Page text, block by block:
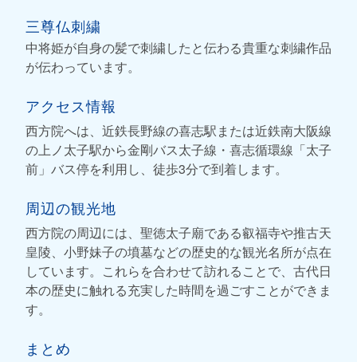
三尊仏刺繍
中将姫が自身の髪で刺繍したと伝わる貴重な刺繍作品
が伝わっています。
アクセス情報
西方院へは、近鉄長野線の喜志駅または近鉄南大阪線
の上ノ太子駅から金剛バス太子線・喜志循環線「太子
前」バス停を利用し、徒歩3分で到着します。
周辺の観光地
西方院の周辺には、聖徳太子廟である叡福寺や推古天
皇陵、小野妹子の墳墓などの歴史的な観光名所が点在
しています。これらを合わせて訪れることで、古代日
本の歴史に触れる充実した時間を過ごすことができま
す。
まとめ